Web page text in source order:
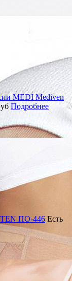
MEDI Mediven
Подробнее
ПО-446 Есть